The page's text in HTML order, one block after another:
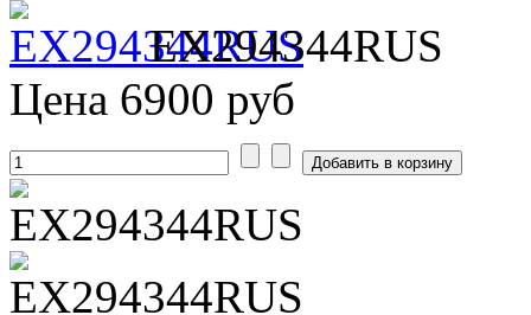
EX294344RUS
Цена 6900 руб